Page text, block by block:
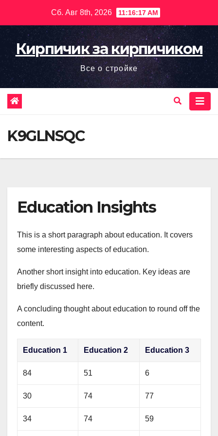
содержимому
Сб. Авг 8th, 2026 11:16:19 AM
Кирпичик за кирпичиком
Все о стройке
K9GLNSQC
Education Insights
This is a short paragraph about education. It covers
some interesting aspects of education.
Another short insight into education. Key ideas are
briefly discussed here.
A concluding thought about education to round off the
content.
Education 1 Education 2 Education 3
84 51 6
30 74 77
34 74 59